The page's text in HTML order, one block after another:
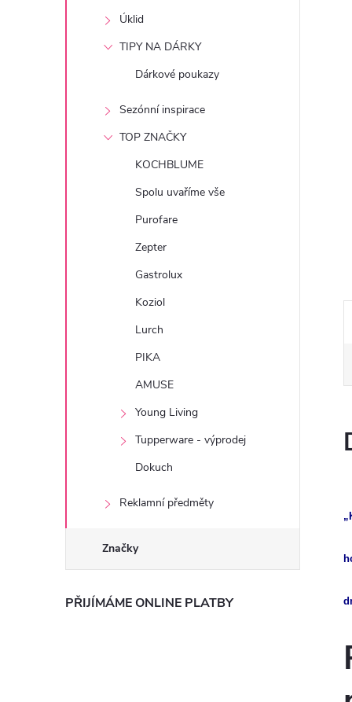
Úklid
TIPY NA DÁRKY
Dárkové poukazy
Sezónní inspirace
TOP ZNAČKY
KOCHBLUME
Spolu uvaříme vše
Purofare
Zepter
Gastrolux
Koziol
Lurch
PIKA
AMUSE
Young Living
Tupperware - výprodej
Dokuch
Reklamní předměty
Značky
PŘIJÍMÁME ONLINE PLATBY